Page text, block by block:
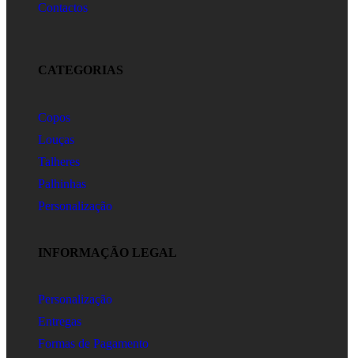
Contactos
CATEGORIAS
Copos
Louças
Talheres
Palhinhas
Personalização
INFORMAÇÃO LEGAL
Personalização
Entregas
Formas de Pagamento